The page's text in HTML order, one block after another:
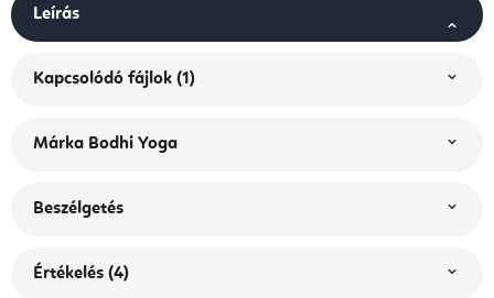
Leírás
Kapcsolódó fájlok (1)
Márka Bodhi Yoga
Beszélgetés
Értékelés (4)